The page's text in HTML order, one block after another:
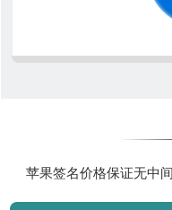
苹果签名价格保证无中